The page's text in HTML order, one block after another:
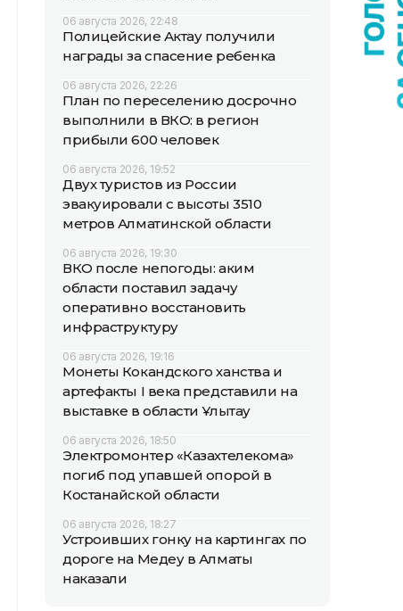
06 августа 2026, 22:48
Полицейские Актау получили
награды за спасение ребенка
06 августа 2026, 22:26
План по переселению досрочно
выполнили в ВКО: в регион
прибыли 600 человек
06 августа 2026, 19:52
Двух туристов из России
эвакуировали с высоты 3510
метров Алматинской области
06 августа 2026, 19:30
ВКО после непогоды: аким
области поставил задачу
оперативно восстановить
инфраструктуру
06 августа 2026, 19:16
Монеты Кокандского ханства и
артефакты I века представили на
выставке в области Ұлытау
06 августа 2026, 18:50
Электромонтер «Казахтелекома»
погиб под упавшей опорой в
Костанайской области
06 августа 2026, 18:27
Устроивших гонку на картингах по
дороге на Медеу в Алматы
наказали